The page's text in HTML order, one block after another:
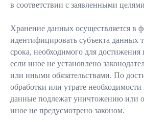
в соответствии с заявленными
Хранение данных осуществляется в
идентифицировать субъекта данных
срока, необходимого для достижения
если иное не установлено
или иными обязательствами. По
обработки или утрате
данные подлежат уничтожению или
иное не предусмотрено законом.